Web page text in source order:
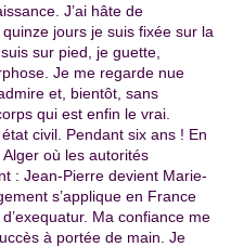
J’ai hâte de
jours je suis fixée sur la
sur pied, je guette,
Je me regarde nue
et, bientôt, sans
qui est enfin le vrai.
civil. Pendant six ans ! En
où les autorités
: Jean-Pierre devient Marie-
s’applique en France
Ma confiance me
à portée de main. Je